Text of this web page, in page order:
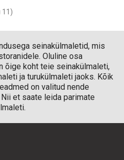
11)
seinakülmaletid, mis
Oluline osa
õige koht teie seinakülmaleti,
ja turukülmaleti jaoks. Kõik
on valitud nende
et saate leida parimate